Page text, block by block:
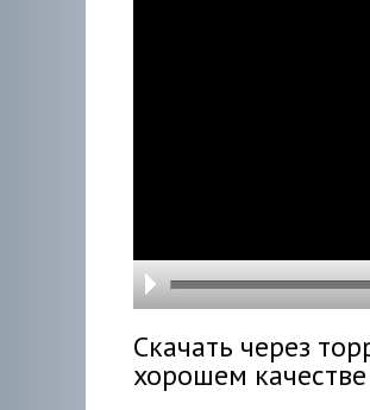
Скачать через
хорошем качестве